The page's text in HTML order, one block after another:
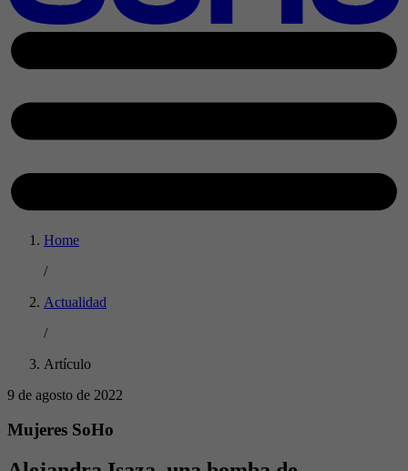
Home
/
Actualidad
/
Artículo
9 de agosto de 2022
Mujeres SoHo